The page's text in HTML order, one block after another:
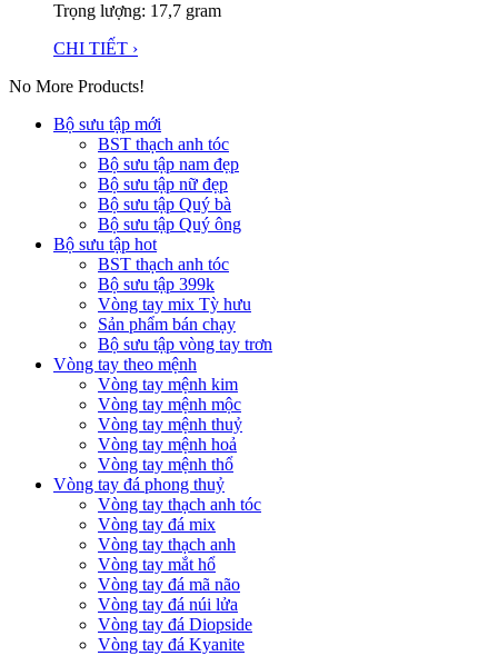
Trọng lượng: 17,7 gram
CHI TIẾT ›
No More Products!
Bộ sưu tập mới
BST thạch anh tóc
Bộ sưu tập nam đẹp
Bộ sưu tập nữ đẹp
Bộ sưu tập Quý bà
Bộ sưu tập Quý ông
Bộ sưu tập hot
BST thạch anh tóc
Bộ sưu tập 399k
Vòng tay mix Tỳ hưu
Sản phẩm bán chạy
Bộ sưu tập vòng tay trơn
Vòng tay theo mệnh
Vòng tay mệnh kim
Vòng tay mệnh mộc
Vòng tay mệnh thuỷ
Vòng tay mệnh hoả
Vòng tay mệnh thổ
Vòng tay đá phong thuỷ
Vòng tay thạch anh tóc
Vòng tay đá mix
Vòng tay thạch anh
Vòng tay mắt hổ
Vòng tay đá mã não
Vòng tay đá núi lửa
Vòng tay đá Diopside
Vòng tay đá Kyanite